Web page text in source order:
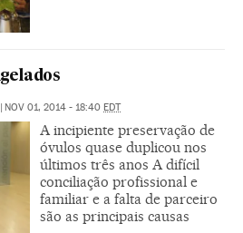
| NOV 01, 2014 - 18:40 EDT
A incipiente preservação de
óvulos quase duplicou nos
últimos três anos A difícil
conciliação profissional e
familiar e a falta de parceiro
são as principais causas